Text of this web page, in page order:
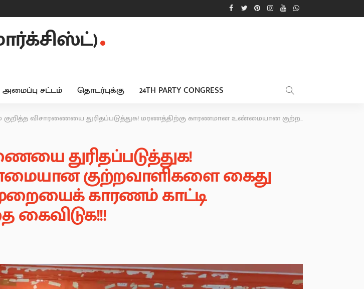
அமைப்பு சட்டம் தொடர்புக்கு 24TH PARTY CONGRESS
துரிதப்படுத்துக! மரணத்திற்கு காரணமான உண்மையான குற்றவாளிகளை கைது செய்க!! பள்ளியில் நடந்த வன்முறையைக் காரணம் காட்டி அப்பாவிகளை கைது செய்வதை கைவிடுக!!!
துரிதப்படுத்துக!
குற்றவாளிகளை கைது
காரணம் காட்டி